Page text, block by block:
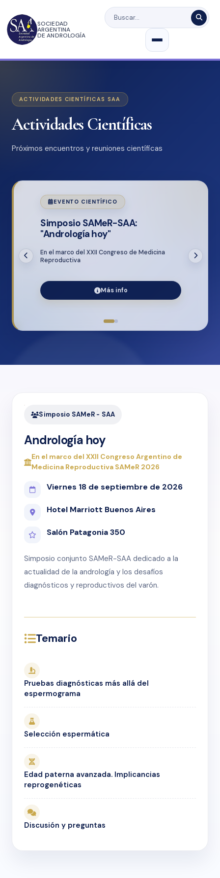
SOCIEDAD
ARGENTINA
DE ANDROLOGÍA
ACTIVIDADES CIENTÍFICAS SAA
Actividades Científicas
Próximos encuentros y reuniones científicas
EVENTO CIENTÍFICO
Simposio SAMeR-SAA:
"Andrología hoy"
En el marco del XXII Congreso de Medicina
Reproductiva
Más info
Simposio SAMeR - SAA
Andrología hoy
En el marco del XXII Congreso Argentino de
Medicina Reproductiva SAMeR 2026
Viernes 18 de septiembre de 2026
Hotel Marriott Buenos Aires
Salón Patagonia 350
Simposio conjunto SAMeR-SAA dedicado a la
actualidad de la andrología y los desafíos
diagnósticos y reproductivos del varón.
Temario
Pruebas diagnósticas más allá del
espermograma
Selección espermática
Edad paterna avanzada. Implicancias
reprogenéticas
Discusión y preguntas